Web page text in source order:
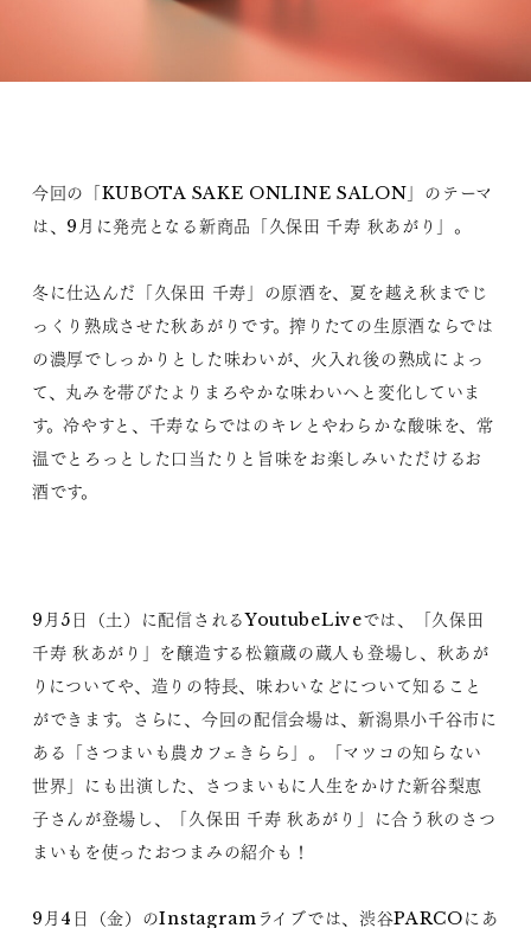
今回の「KUBOTA SAKE ONLINE SALON」のテーマ
は、9月に発売となる新商品「久保田 千寿 秋あがり」。
冬に仕込んだ「久保田 千寿」の原酒を、夏を越え秋までじ
っくり熟成させた秋あがりです。搾りたての生原酒ならでは
の濃厚でしっかりとした味わいが、火入れ後の熟成によっ
て、丸みを帯びたよりまろやかな味わいへと変化していま
す。冷やすと、千寿ならではのキレとやわらかな酸味を、常
温でとろっとした口当たりと旨味をお楽しみいただけるお
酒です。
9月5日（土）に配信されるYoutubeLiveでは、「久保田
千寿 秋あがり」を醸造する松籟蔵の蔵人も登場し、秋あが
りについてや、造りの特長、味わいなどについて知ること
ができます。さらに、今回の配信会場は、新潟県小千谷市に
ある「さつまいも農カフェきらら」。「マツコの知らない
世界」にも出演した、さつまいもに人生をかけた新谷梨恵
子さんが登場し、「久保田 千寿 秋あがり」に合う秋のさつ
まいもを使ったおつまみの紹介も！
9月4日（金）のInstagramライブでは、渋谷PARCOにあ